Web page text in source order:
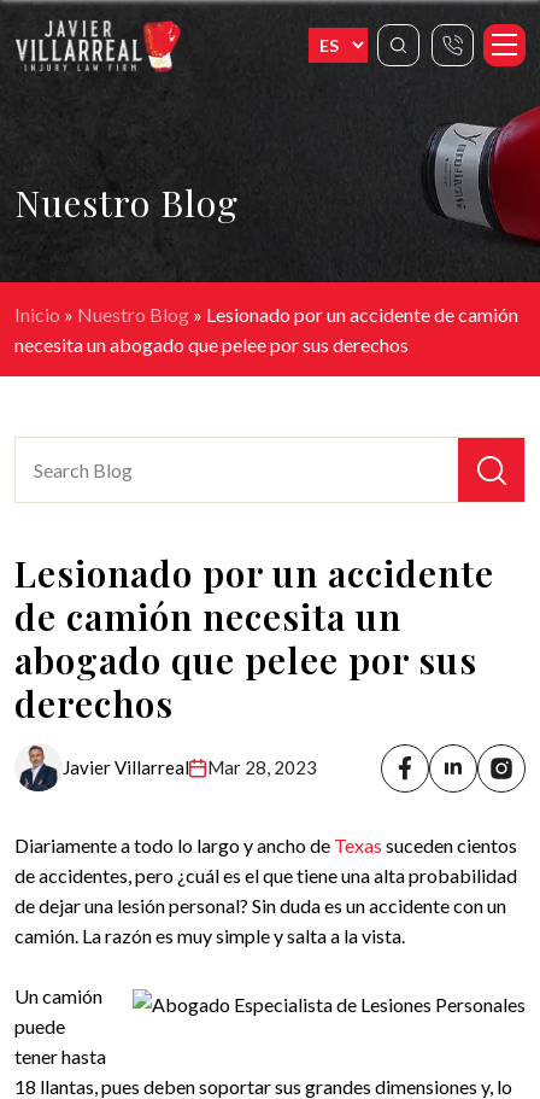
Nuestro Blog
Inicio » Nuestro Blog » Lesionado por un accidente de camión
necesita un abogado que pelee por sus derechos
Lesionado por un accidente
de camión necesita un
abogado que pelee por sus
derechos
Javier Villarreal Mar 28, 2023
Diariamente a todo lo largo y ancho de Texas suceden cientos
de accidentes, pero ¿cuál es el que tiene una alta probabilidad
de dejar una lesión personal? Sin duda es un accidente con un
camión. La razón es muy simple y salta a la vista.
Un camión
puede
tener hasta
18 llantas, pues deben soportar sus grandes dimensiones y, lo